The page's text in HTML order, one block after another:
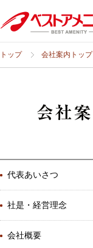
トップ 会社案内トップ
代表あいさつ
社是・経営理念
会社概要